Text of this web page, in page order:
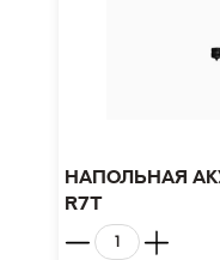
Напольная
R7t